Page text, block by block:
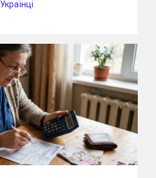
Українці